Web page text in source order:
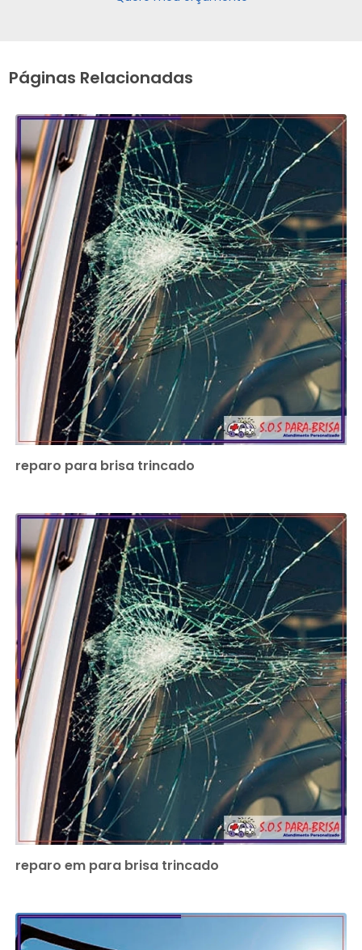
Páginas Relacionadas
reparo para brisa trincado
reparo em para brisa trincado